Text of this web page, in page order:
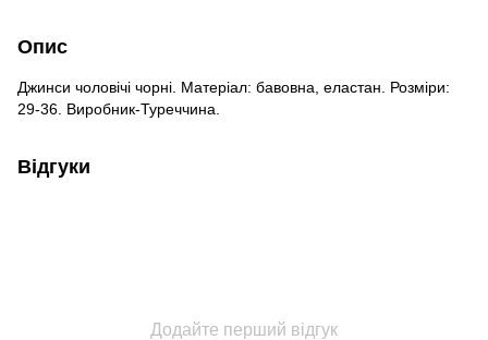
Опис
Джинси чоловічі чорні. Матеріал: бавовна, еластан. Розміри:
29-36. Виробник-Туреччина.
Відгуки
Додайте перший відгук